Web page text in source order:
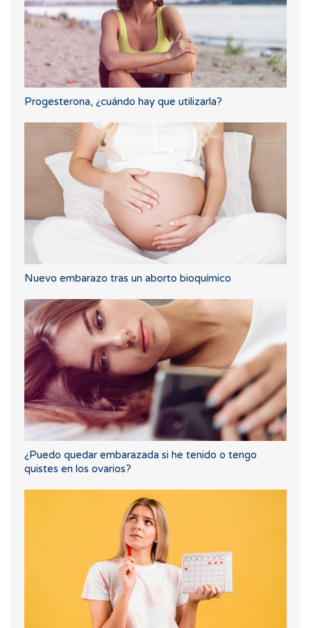
Progesterona, ¿cuándo hay que utilizarla?
Nuevo embarazo tras un aborto bioquímico
¿Puedo quedar embarazada si he tenido o tengo
quistes en los ovarios?